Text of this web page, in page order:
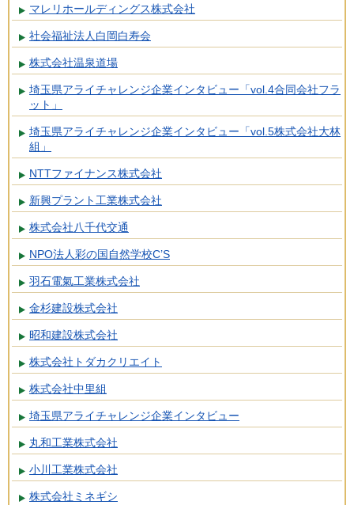
マレリホールディングス株式会社
社会福祉法人白岡白寿会
株式会社温泉道場
埼玉県アライチャレンジ企業インタビュー「vol.4合同会社フラ
ット」
埼玉県アライチャレンジ企業インタビュー「vol.5株式会社大林
組」
NTTファイナンス株式会社
新興プラント工業株式会社
株式会社八千代交通
NPO法人彩の国自然学校C’S
羽石電氣工業株式会社
金杉建設株式会社
昭和建設株式会社
株式会社トダカクリエイト
株式会社中里組
埼玉県アライチャレンジ企業インタビュー
丸和工業株式会社
小川工業株式会社
株式会社ミネギシ